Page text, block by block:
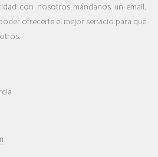
con nosotros mándanos un email.
ofrecerte el mejor servicio para que